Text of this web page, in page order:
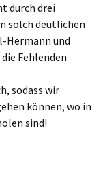
durch drei
solch deutlichen
Hermann und
Fehlenden
sodass wir
können, wo in
sind!